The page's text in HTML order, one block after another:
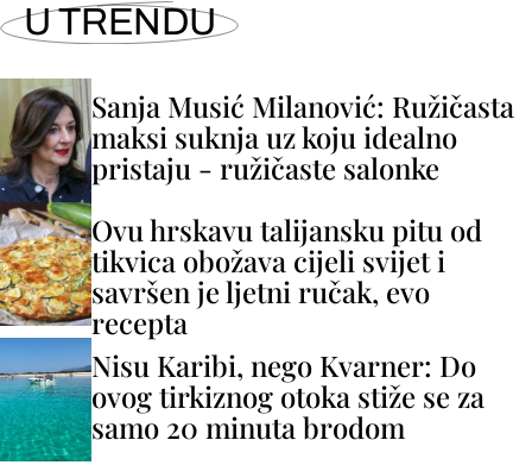
U TRENDU
Sanja Musić Milanović: Ružičasta
maksi suknja uz koju idealno
pristaju - ružičaste salonke
Ovu hrskavu talijansku pitu od
tikvica obožava cijeli svijet i
savršen je ljetni ručak, evo
recepta
Nisu Karibi, nego Kvarner: Do
ovog tirkiznog otoka stiže se za
samo 20 minuta brodom